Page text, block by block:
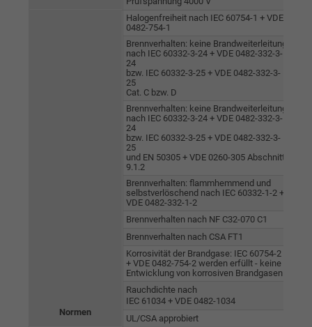
Normen
Halogenfreiheit nach IEC 60754-1 + VDE
0482-754-1
Brennverhalten: keine Brandweiterleitung
nach IEC 60332-3-24 + VDE 0482-332-3-
24
bzw. IEC 60332-3-25 + VDE 0482-332-3-
25
Cat. C bzw. D
Brennverhalten: keine Brandweiterleitung
nach IEC 60332-3-24 + VDE 0482-332-3-
24
bzw. IEC 60332-3-25 + VDE 0482-332-3-
25
und EN 50305 + VDE 0260-305 Abschnitt
9.1.2
Brennverhalten: flammhemmend und
selbstverlöschend nach IEC 60332-1-2 +
VDE 0482-332-1-2
Brennverhalten nach NF C32-070 C1
Brennverhalten nach CSA FT1
Korrosivität der Brandgase: IEC 60754-2
+ VDE 0482-754-2 werden erfüllt - keine
Entwicklung von korrosiven Brandgasen
Rauchdichte nach
IEC 61034 + VDE 0482-1034
UL/CSA approbiert